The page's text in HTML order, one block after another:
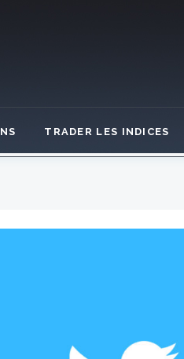
TRADER LES INDICES